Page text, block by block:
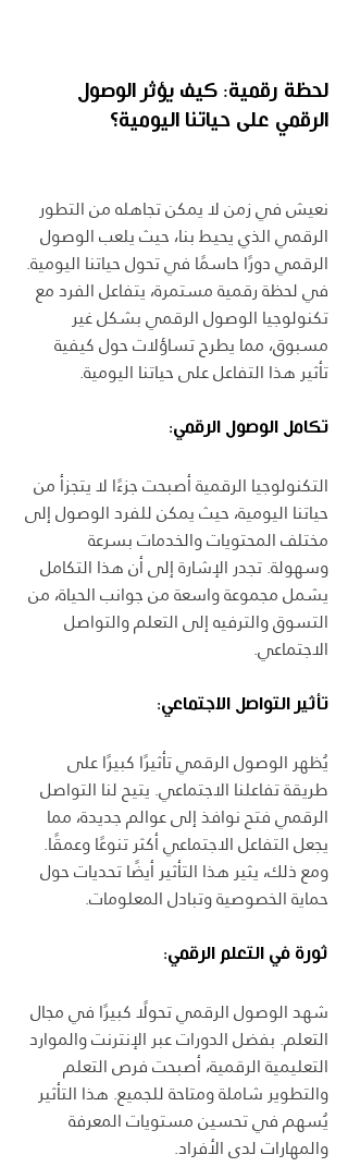
لحظة رقمية: كيف يؤثر الوصول
الرقمي على حياتنا اليومية؟
نعيش في زمن لا يمكن تجاهله من التطور
الرقمي الذي يحيط بنا، حيث يلعب الوصول
الرقمي دورًا حاسمًا في تحول حياتنا اليومية.
في لحظة رقمية مستمرة، يتفاعل الفرد مع
تكنولوجيا الوصول الرقمي بشكل غير
مسبوق، مما يطرح تساؤلات حول كيفية
تأثير هذا التفاعل على حياتنا اليومية.
تكامل الوصول الرقمي:
التكنولوجيا الرقمية أصبحت جزءًا لا يتجزأ من
حياتنا اليومية، حيث يمكن للفرد الوصول إلى
مختلف المحتويات والخدمات بسرعة
وسهولة. تجدر الإشارة إلى أن هذا التكامل
يشمل مجموعة واسعة من جوانب الحياة، من
التسوق والترفيه إلى التعلم والتواصل
الاجتماعي.
تأثير التواصل الاجتماعي:
يُظهر الوصول الرقمي تأثيرًا كبيرًا على
طريقة تفاعلنا الاجتماعي. يتيح لنا التواصل
الرقمي فتح نوافذ إلى عوالم جديدة، مما
يجعل التفاعل الاجتماعي أكثر تنوعًا وعمقًا.
ومع ذلك، يثير هذا التأثير أيضًا تحديات حول
حماية الخصوصية وتبادل المعلومات.
ثورة في التعلم الرقمي:
شهد الوصول الرقمي تحولًا كبيرًا في مجال
التعلم. بفضل الدورات عبر الإنترنت والموارد
التعليمية الرقمية، أصبحت فرص التعلم
والتطوير شاملة ومتاحة للجميع. هذا التأثير
يُسهم في تحسين مستويات المعرفة
والمهارات لدى الأفراد.